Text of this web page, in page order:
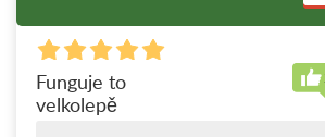
Funguje to
velkolepě